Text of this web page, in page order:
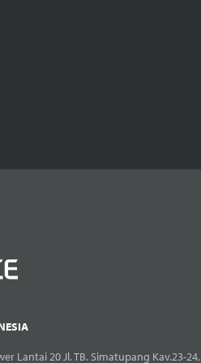
Lantai 20 Jl. TB. Simatupang Kav.23-24,